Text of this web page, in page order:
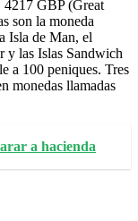
4217 GBP (Great
son la moneda
Isla de Man, el
y las Islas Sandwich
a 100 peniques. Tres
monedas llamadas
a hacienda